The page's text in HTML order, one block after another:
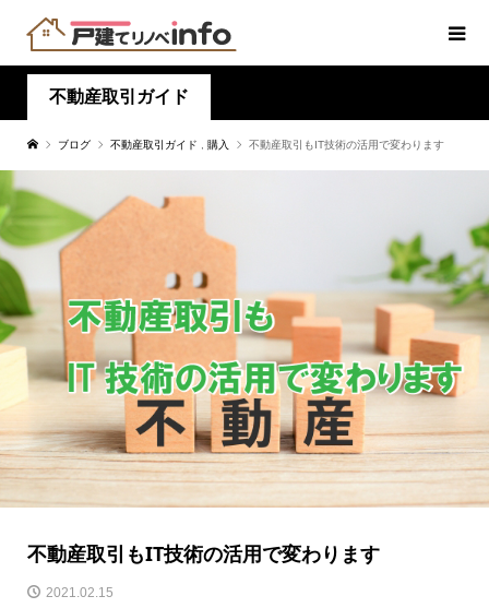
不動産取引ガイド
ブログ 不動産取引ガイド 購入 不動産取引もIT技術の活用で変わります
不動産取引もIT技術の活用で変わります
2021.02.15